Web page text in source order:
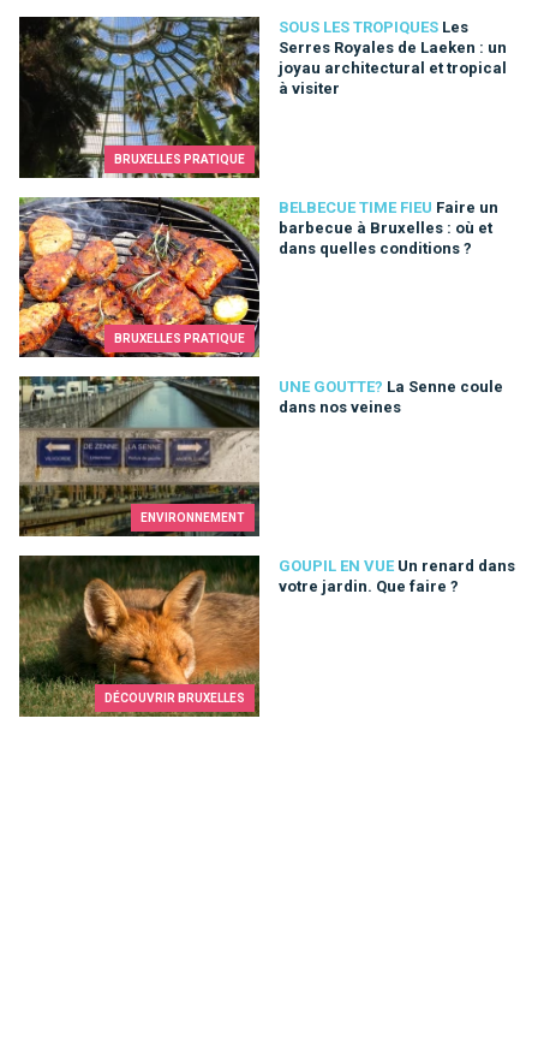
BRUXELLES PRATIQUE
SOUS LES TROPIQUES Les
Serres Royales de Laeken : un
joyau architectural et tropical
à visiter
Les Serres Royales de Laeken : un joyau architectural et
BRUXELLES PRATIQUE
BELBECUE TIME FIEU Faire un
barbecue à Bruxelles : où et
dans quelles conditions ?
Faire un barbecue à Bruxelles : où et dans quelles conditions
ENVIRONNEMENT
UNE GOUTTE? La Senne coule
dans nos veines
La Senne coule dans nos veines
DÉCOUVRIR BRUXELLES
GOUPIL EN VUE Un renard dans
votre jardin. Que faire ?
Un renard dans votre jardin. Que faire ?